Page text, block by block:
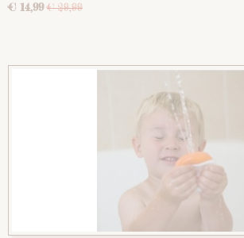
€ 14,99 € 29,99